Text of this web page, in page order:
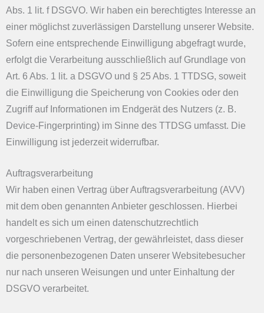
Abs. 1 lit. f DSGVO. Wir haben ein berechtigtes Interesse an
einer möglichst zuverlässigen Darstellung unserer Website.
Sofern eine entsprechende Einwilligung abgefragt wurde,
erfolgt die Verarbeitung ausschließlich auf Grundlage von
Art. 6 Abs. 1 lit. a DSGVO und § 25 Abs. 1 TTDSG, soweit
die Einwilligung die Speicherung von Cookies oder den
Zugriff auf Informationen im Endgerät des Nutzers (z. B.
Device-Fingerprinting) im Sinne des TTDSG umfasst. Die
Einwilligung ist jederzeit widerrufbar.
Auftragsverarbeitung
Wir haben einen Vertrag über Auftragsverarbeitung (AVV)
mit dem oben genannten Anbieter geschlossen. Hierbei
handelt es sich um einen datenschutzrechtlich
vorgeschriebenen Vertrag, der gewährleistet, dass dieser
die personenbezogenen Daten unserer Websitebesucher
nur nach unseren Weisungen und unter Einhaltung der
DSGVO verarbeitet.